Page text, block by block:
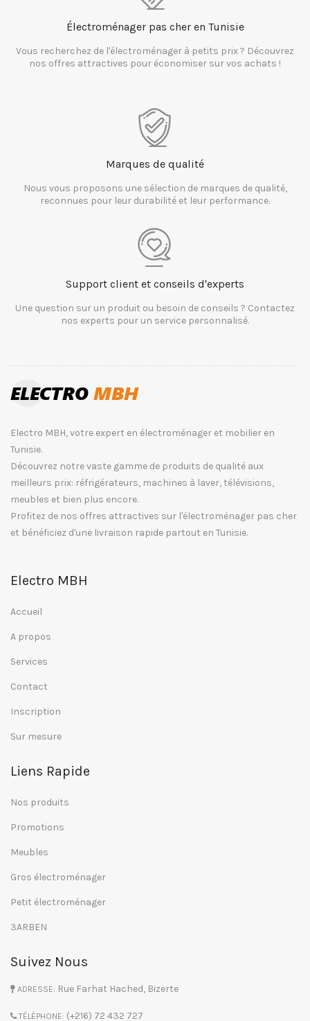
Électroménager pas cher en Tunisie
Vous recherchez de l'électroménager à petits prix ? Découvrez
nos offres attractives pour économiser sur vos achats !
Marques de qualité
Nous vous proposons une sélection de marques de qualité,
reconnues pour leur durabilité et leur performance.
Support client et conseils d'experts
Une question sur un produit ou besoin de conseils ? Contactez
nos experts pour un service personnalisé.
Electro MBH, votre expert en électroménager et mobilier en
Tunisie.
Découvrez notre vaste gamme de produits de qualité aux
meilleurs prix: réfrigérateurs, machines à laver, télévisions,
meubles et bien plus encore.
Profitez de nos offres attractives sur l'électroménager pas cher
et bénéficiez d'une livraison rapide partout en Tunisie.
Electro MBH
Accueil
A propos
Services
Contact
Inscription
Sur mesure
Liens Rapide
Nos produits
Promotions
Meubles
Gros électroménager
Petit électroménager
3ARBEN
Suivez Nous
ADRESSE: Rue Farhat Hached, Bizerte
TÉLÉPHONE: (+216) 72 432 727